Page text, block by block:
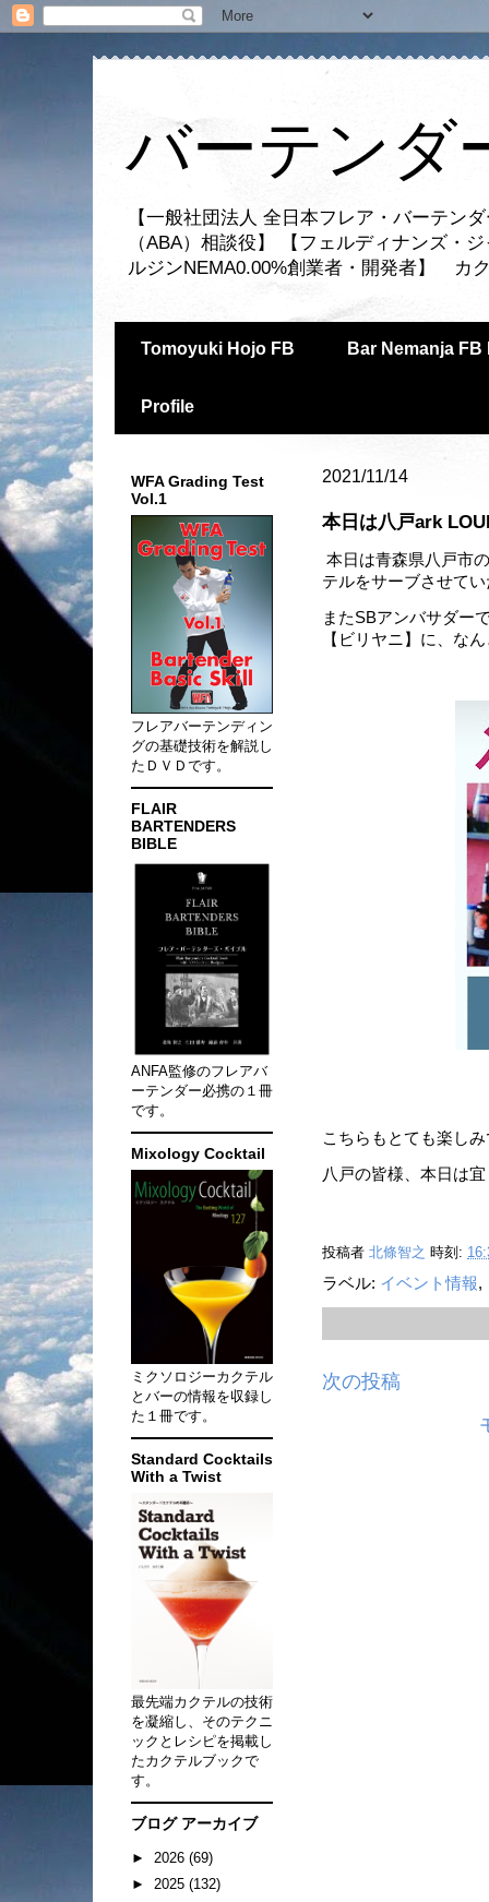
バーテンダ
【一般社団法人 全日本フレア・バーテン
（ABA）相談役】 【フェルディナンズ・
ルジンNEMA0.00%創業者・開発者】 カ
Tomoyuki Hojo FB Bar Nemanja FB
Profile
2021/11/14
本日は八戸ark
本日は青森県八戸市
テルをサーブさせて
またSBアンバサダー
【ビリヤニ】に、な
こちらもとても楽し
八戸の皆様、本日は
投稿者 北條智之 時刻:
ラベル: イベント情報,
次の投稿
WFA Grading Test
Vol.1
フレアバーテンディン
グの基礎技術を解説し
たＤＶＤです。
FLAIR
BARTENDERS
BIBLE
ANFA監修のフレアバ
ーテンダー必携の１冊
です。
Mixology Cocktail
ミクソロジーカクテル
とバーの情報を収録し
た１冊です。
Standard Cocktails
With a Twist
最先端カクテルの技術
を凝縮し、そのテクニ
ックとレシピを掲載し
たカクテルブックで
す。
ブログ アーカイブ
► 2026 (69)
► 2025 (132)